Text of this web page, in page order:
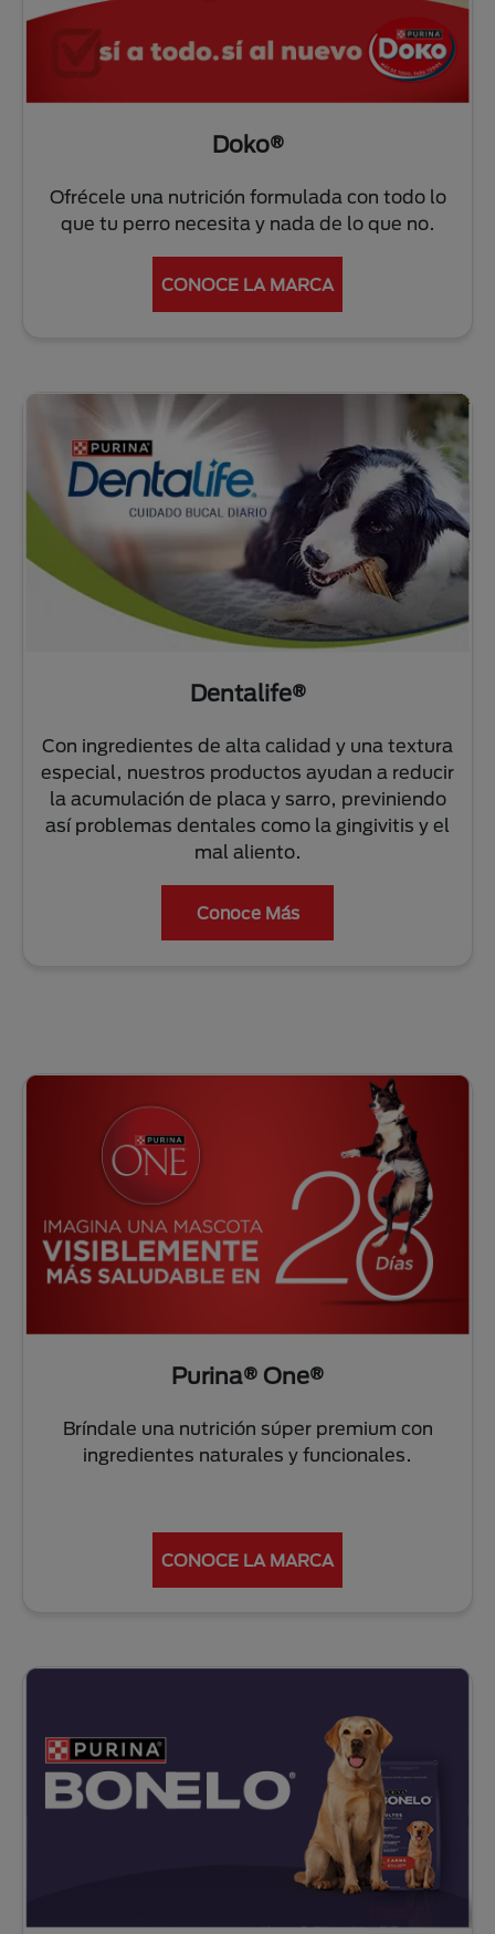
Doko®
Ofrécele una nutrición formulada con todo lo
que tu perro necesita y nada de lo que no.
CONOCE LA MARCA
Dentalife®
Con ingredientes de alta calidad y una textura
especial, nuestros productos ayudan a reducir
la acumulación de placa y sarro, previniendo
así problemas dentales como la gingivitis y el
mal aliento.
Conoce Más
Purina® One®
Bríndale una nutrición súper premium con
ingredientes naturales y funcionales.
CONOCE LA MARCA